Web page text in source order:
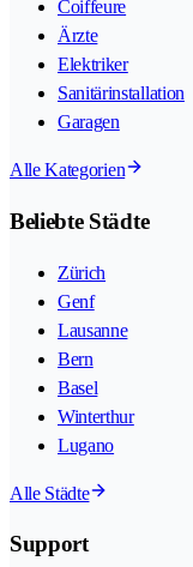
Coiffeure
Ärzte
Elektriker
Sanitärinstallation
Garagen
Alle Kategorien
Beliebte Städte
Zürich
Genf
Lausanne
Bern
Basel
Winterthur
Lugano
Alle Städte
Support